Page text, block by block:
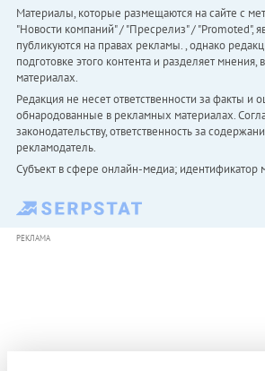
Материалы, которые размещаются на сайте с
"Новости компаний" / "Пресрелиз" / "Promoted",
публикуются на правах рекламы. , однако
подготовке этого контента и разделяет мнения,
материалах.
Редакция не несет ответственности за факты и
обнародованные в рекламных материалах.
законодательству, ответственность за
рекламодатель.
Субъект в сфере онлайн-медиа; идентификатор
РЕКЛАМА